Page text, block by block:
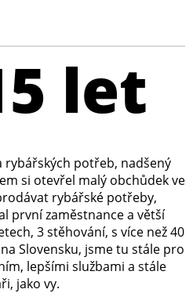
let
rybářských potřeb, nadšený
si otevřel malý obchůdek ve
rybářské potřeby,
první zaměstnance a větší
3 stěhování, s více než 40
Slovensku, jsme tu stále pro
lepšími službami a stále
jako vy.